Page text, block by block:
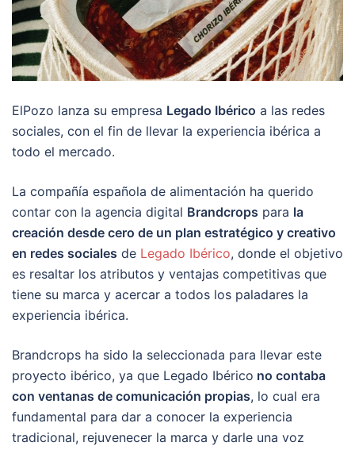
ElPozo lanza su empresa Legado Ibérico a las redes
sociales, con el fin de llevar la experiencia ibérica a
todo el mercado.
La compañía española de alimentación ha querido
contar con la agencia digital Brandcrops para la
creación desde cero de un plan estratégico y creativo
en redes sociales de Legado Ibérico, donde el objetivo
es resaltar los atributos y ventajas competitivas que
tiene su marca y acercar a todos los paladares la
experiencia ibérica.
Brandcrops ha sido la seleccionada para llevar este
proyecto ibérico, ya que Legado Ibérico no contaba
con ventanas de comunicación propias, lo cual era
fundamental para dar a conocer la experiencia
tradicional, rejuvenecer la marca y darle una voz